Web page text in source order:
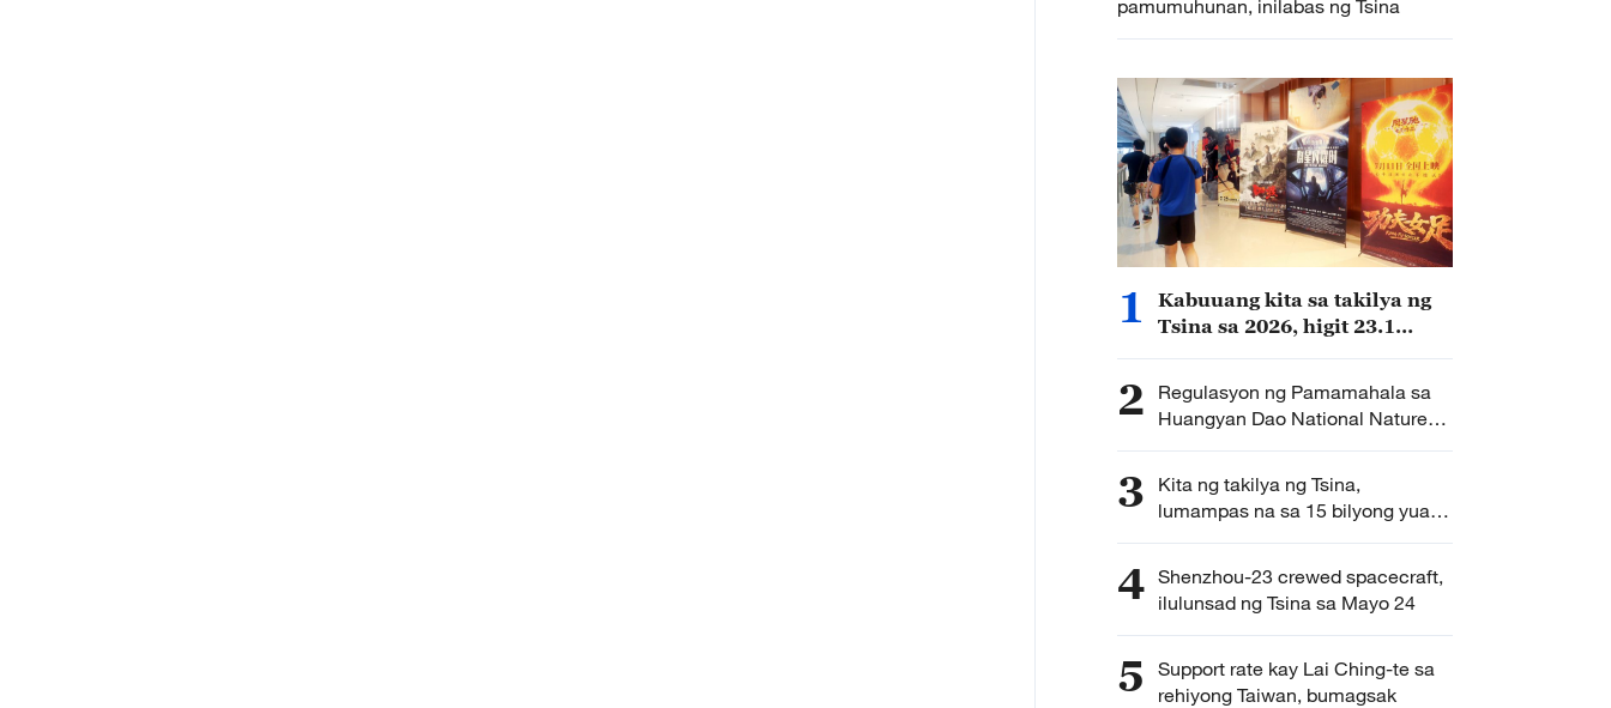
pamumuhunan, inilabas ng Tsina
1
Kabuuang kita sa takilya ng
Tsina sa 2026, higit 23.1
2
Regulasyon ng Pamamahala sa
Huangyan Dao National Nature
Reserve, inilabas ng Tsina
3
Kita ng takilya ng Tsina,
lumampas na sa 15 bilyong yuan
RMB sa 2026
4 Shenzhou-23 crewed spacecraft,
ilulunsad ng Tsina sa Mayo 24
5
Support rate kay Lai Ching-te sa
rehiyong Taiwan, bumagsak